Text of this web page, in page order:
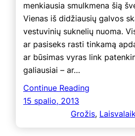
menkiausia smulkmena šią
Vienas iš didžiausių galvos
vestuvinių suknelių nuoma.
ar pasiseks rasti tinkamą
ar būsimas vyras link
galiausiai – ar…
Continue Reading
15 spalio, 2013
Grožis,